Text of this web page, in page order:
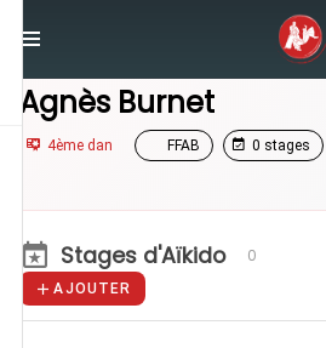
Agnès Burnet
Agnès Burnet
4ème dan FFAB 0 stages
Stages d'Aïkido 0
AJOUTER